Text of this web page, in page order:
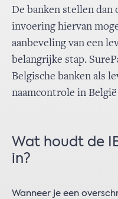
De banken stellen dan
invoering hiervan
aanbeveling van een
belangrijke stap.
Belgische banken als
naamcontrole in
Wat houdt de
in?
Wanneer je een